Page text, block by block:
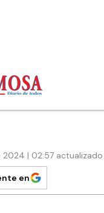
| 02:57 actualizado
en